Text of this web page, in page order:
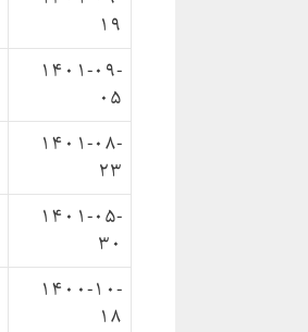
19
1401-09-
05
1401-08-
23
1401-05-
30
1400-10-
18